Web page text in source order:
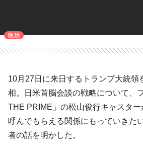
政治
10月27日に来日するトランプ大統領
相。日米首脳会談の戦略について、
THE PRIME」の松山俊行キャスター
呼んでもらえる関係にもっていきた
者の話を明かした。